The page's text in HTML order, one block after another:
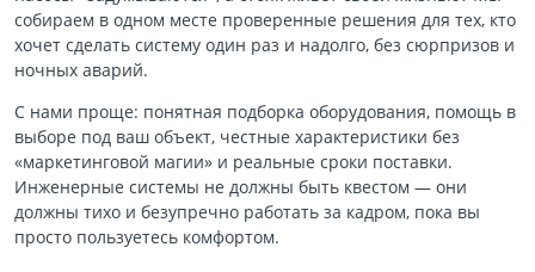
собираем в одном месте проверенные решения для тех, кто
хочет сделать систему один раз и надолго, без сюрпризов и
ночных аварий.
С нами проще: понятная подборка оборудования, помощь в
выборе под ваш объект, честные характеристики без
«маркетинговой магии» и реальные сроки поставки.
Инженерные системы не должны быть квестом — они
должны тихо и безупречно работать за кадром, пока вы
просто пользуетесь комфортом.